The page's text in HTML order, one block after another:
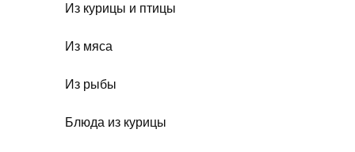
Из курицы и птицы
Из мяса
Из рыбы
Блюда из курицы